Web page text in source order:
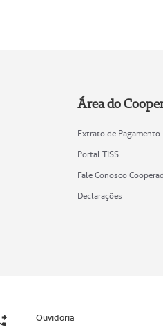
Área do
Extrato de Pagamento
Portal TISS
Fale Conosco
Declarações
Ouvidoria